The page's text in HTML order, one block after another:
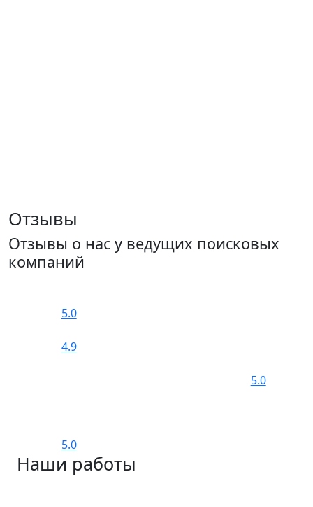
Отзывы
Отзывы о нас у ведущих поисковых
компаний
5.0
4.9
5.0
5.0
Наши работы